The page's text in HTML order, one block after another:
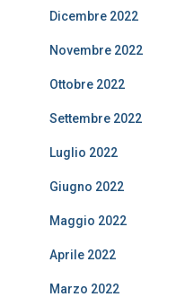
Dicembre 2022
Novembre 2022
Ottobre 2022
Settembre 2022
Luglio 2022
Giugno 2022
Maggio 2022
Aprile 2022
Marzo 2022